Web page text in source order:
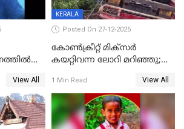
View All
KERALA
Posted On 27-12-2025
കോണ്‍ക്രീറ്റ് മിക്‌സര്‍
കയറ്റിവന്ന ലോറി മറിഞ്ഞു;
അപകടം കണ്ണൂരിൽ
1 Min Read View All